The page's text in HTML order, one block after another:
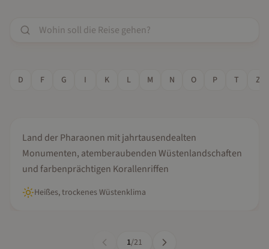
D F G I K L M N O P T Z
Ägypten
Land der Pharaonen mit jahrtausendealten
Monumenten, atemberaubenden Wüstenlandschaften
und farbenprächtigen Korallenriffen
Heißes, trockenes Wüstenklima
1/21